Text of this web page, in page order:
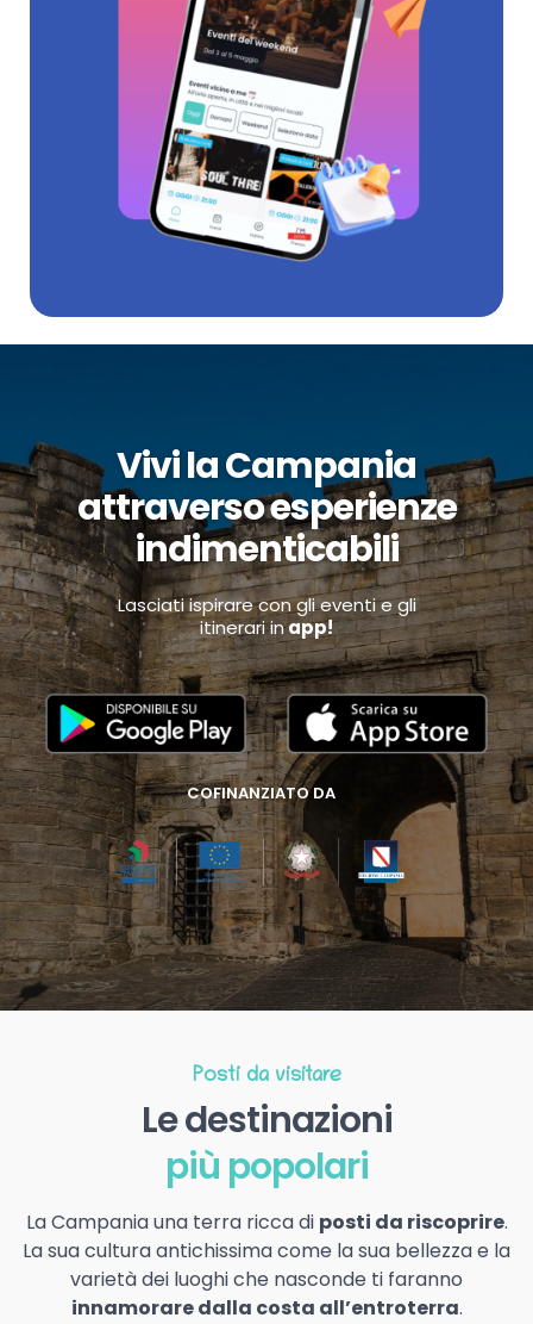
Vivi la Campania
attraverso esperienze
indimenticabili
Lasciati ispirare con gli eventi e gli
itinerari inapp!
COFINANZIATO DA
Posti da visitare
Le destinazioni
più popolari
La Campania una terra ricca di posti da riscoprire.
La sua cultura antichissima come la sua bellezza e la
varietà dei luoghi che nasconde ti faranno
innamorare dalla costa all’entroterra.